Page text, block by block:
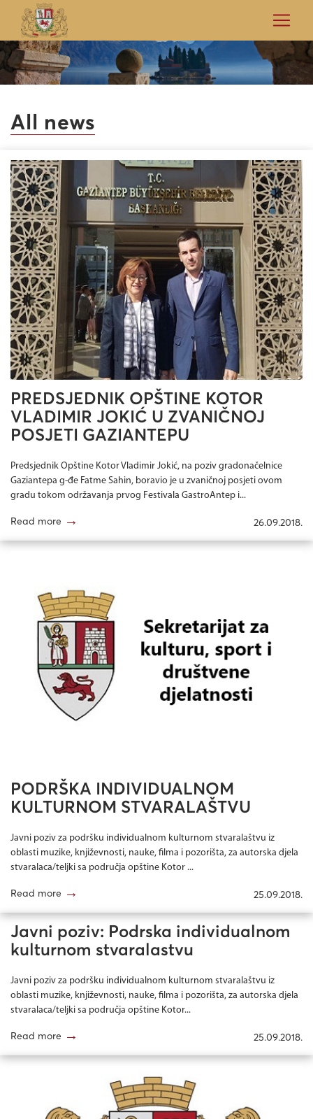
All news
PREDSJEDNIK OPŠTINE KOTOR
VLADIMIR JOKIĆ U ZVANIČNOJ
POSJETI GAZIANTEPU
Predsjednik Opštine Kotor Vladimir Jokić, na poziv gradonačelnice
Gaziantepa g-đe Fatme Sahin, boravio je u zvaničnoj posjeti ovom
gradu tokom održavanja prvog Festivala GastroAntep i...
Read more → 26.09.2018.
PODRŠKA INDIVIDUALNOM
KULTURNOM STVARALAŠTVU
Javni poziv za podršku individualnom kulturnom stvaralaštvu iz
oblasti muzike, književnosti, nauke, filma i pozorišta, za autorska djela
stvaralaca/teljki sa područja opštine Kotor ...
Read more → 25.09.2018.
Javni poziv: Podrska individualnom
kulturnom stvaralastvu
Javni poziv za podršku individualnom kulturnom stvaralaštvu iz
oblasti muzike, književnosti, nauke, filma i pozorišta, za autorska djela
stvaralaca/teljki sa područja opštine Kotor...
Read more → 25.09.2018.